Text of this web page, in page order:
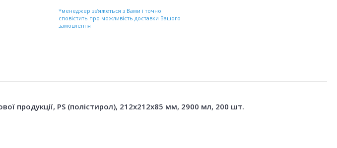
*менеджер зв’яжеться з Вами і точно
сповістить про можливість доставки Вашого
замовлення
продукції, PS (полістирол), 212x212x85 мм, 2900 мл, 200 шт.